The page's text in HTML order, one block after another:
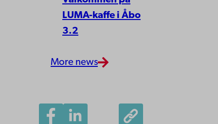
LUMA-kaffe i Åbo
3.2
More news